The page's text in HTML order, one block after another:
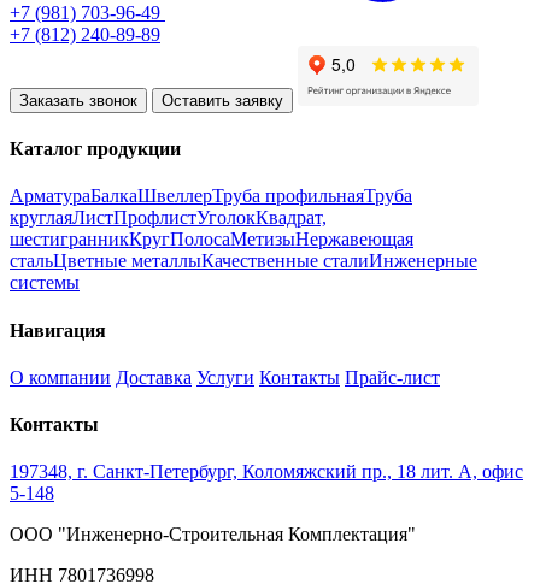
+7 (981) 703-96-49
+7 (812) 240-89-89
Заказать звонок Оставить заявку
Каталог продукции
АрматураБалкаШвеллерТруба профильнаяТруба
круглаяЛистПрофлистУголокКвадрат,
шестигранникКругПолосаМетизыНержавеющая
стальЦветные металлыКачественные сталиИнженерные
системы
Навигация
О компании Доставка Услуги Контакты Прайс-лист
Контакты
197348, г. Санкт-Петербург, Коломяжский пр., 18 лит. А, офис
5-148
ООО "Инженерно-Строительная Комплектация"
ИНН 7801736998